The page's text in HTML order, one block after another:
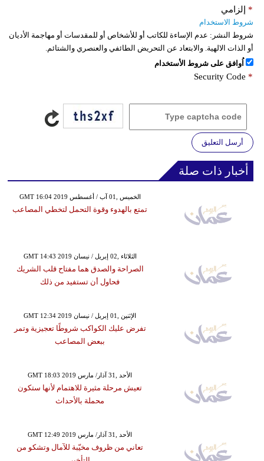
إلزامي *
شروط الاستخدام
شروط النشر: عدم الإساءة للكاتب أو للأشخاص أو للمقدسات أو مهاجمة الأديان
أو الذات الالهية. والابتعاد عن التحريض الطائفي والعنصري والشتائم.
اُوافق على شروط الأستخدام
Security Code *
أرسل التعليق
أخبار ذات صلة
GMT 16:04 2019 الخميس ,01 آب / أغسطس
تمتع بالهدوء وقوة التحمل لتخطي المصاعب
GMT 14:43 2019 الثلاثاء ,02 إبريل / نيسان
الصراحة والصدق هما مفتاح قلب الشريك
فحاول أن تستفيد من ذلك
GMT 12:34 2019 الإثنين ,01 إبريل / نيسان
تفرض عليك الكواكب شروطًا تعجيزية وتمر
ببعض المصاعب
GMT 18:03 2019 الأحد ,31 آذار/ مارس
تعيش مرحلة مثيرة للاهتمام لأنها ستكون
محملة بالأحداث
GMT 12:49 2019 الأحد ,31 آذار/ مارس
تعاني من ظروف مخيّبة للآمال وتشكو من